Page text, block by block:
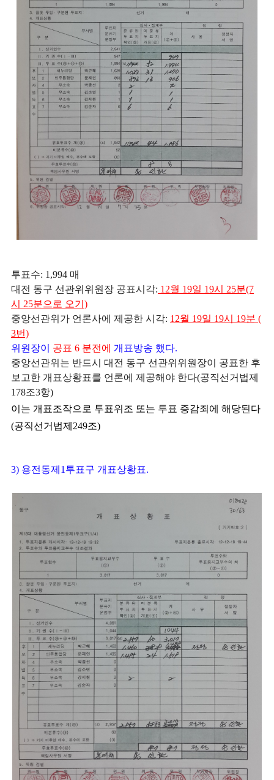
투표수: 1,994 매
대전 동구 선관위 위원장 공표시각: 12월 19일 19시 25분(7
시 25분으로 오기)
중앙선관위가 언론사에 제공한 시각: 12월 19일 19시 19분 (
3번)
위원장이 공표 6 분전에 개표방송 했다.
중앙선관위는 반드시 대전 동구 선관위위원장이 공표한 후
보고한 개표상황표를 언론에 제공해야 한다(공직선거법제
178조3항)
이는 개표조작으로 투표위조 또는 투표 증감죄에 해당된다
(공직선거법제249조)
3) 용전동제1투표구 개표상황표.